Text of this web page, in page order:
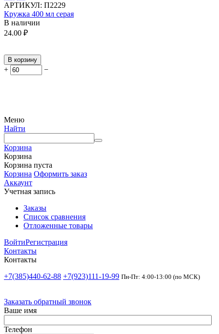
АРТИКУЛ: П2229
Кружка 400 мл серая
В наличии
24.00 ₽
В корзину
+ −
Меню
Найти
Корзина
Корзина
Корзина пуста
Корзина Оформить заказ
Аккаунт
Учетная запись
Заказы
Список сравнения
Отложенные товары
ВойтиРегистрация
Контакты
Контакты
+7(385)440-62-88 +7(923)111-19-99 Пн-Пт: 4:00-13:00 (по МСК)
Заказать обратный звонок
Ваше имя
Телефон